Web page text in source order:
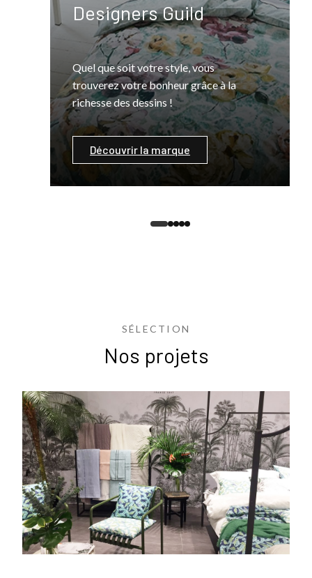
Designers Guild
Quel que soit votre style, vous
trouverez votre bonheur grâce à la
richesse des dessins !
Découvrir la marque
SÉLECTION
Nos projets